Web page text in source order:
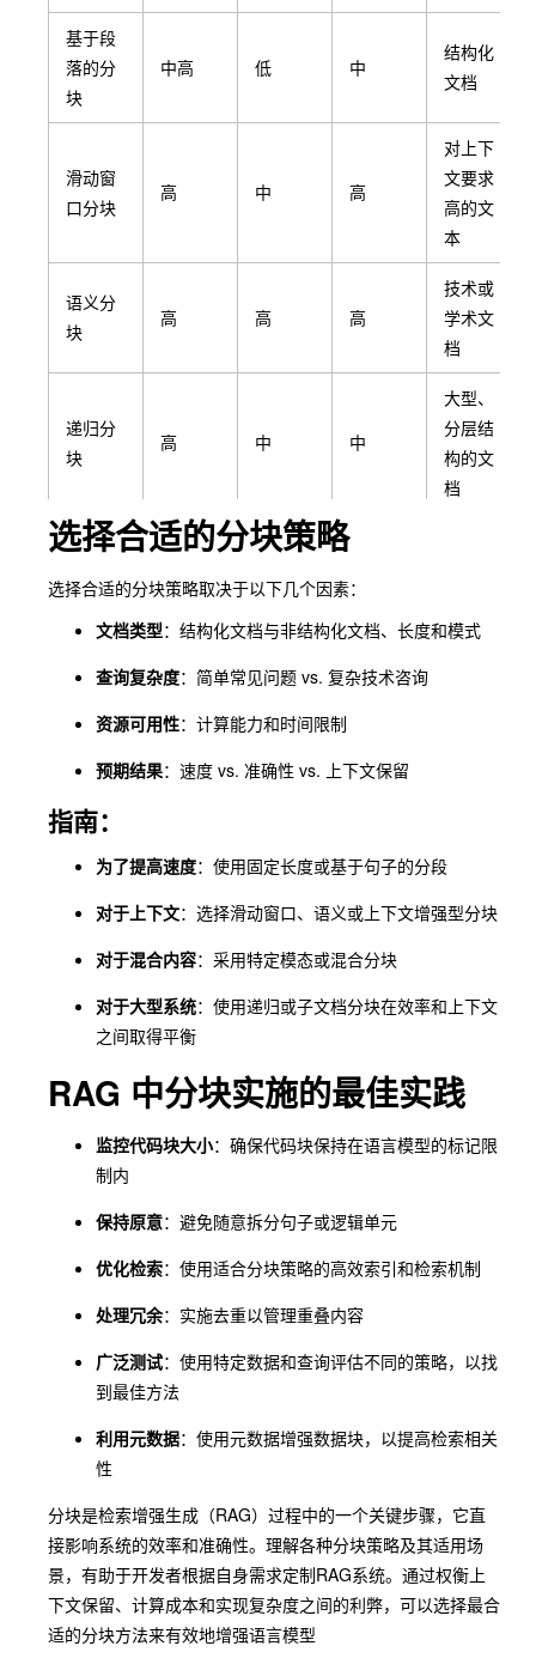
基于段
落的分
块
中高 低 中
结构化
文档
滑动窗
口分块
高 中 高
对上下
文要求
高的文
本
语义分
块
高 高 高
技术或
学术文
档
递归分
块
高 中 中
大型、
分层结
构的文
档
上下文
块
态分块
可变
代理分
非常高 非常高 非常高
子文档
高 高 高
大型文
混合分
可变 非常高 可变
选择合适的分块策略
选择合适的分块策略取决于以下几个因素：
文档类型：结构化文档与非结构化文档、长度和模式
查询复杂度：简单常见问题 vs. 复杂技术咨询
资源可用性：计算能力和时间限制
预期结果：速度 vs. 准确性 vs. 上下文保留
指南：
为了提高速度：使用固定长度或基于句子的分段
对于上下文：选择滑动窗口、语义或上下文增强型分块
对于混合内容：采用特定模态或混合分块
对于大型系统：使用递归或子文档分块在效率和上下文
之间取得平衡
RAG 中分块实施的最佳实践
监控代码块大小：确保代码块保持在语言模型的标记限
制内
保持原意：避免随意拆分句子或逻辑单元
优化检索：使用适合分块策略的高效索引和检索机制
处理冗余：实施去重以管理重叠内容
广泛测试：使用特定数据和查询评估不同的策略，以找
到最佳方法
利用元数据：使用元数据增强数据块，以提高检索相关
性
分块是检索增强生成（RAG）过程中的一个关键步骤，它直
接影响系统的效率和准确性。理解各种分块策略及其适用场
景，有助于开发者根据自身需求定制RAG系统。通过权衡上
下文保留、计算成本和实现复杂度之间的利弊，可以选择最合
适的分块方法来有效地增强语言模型